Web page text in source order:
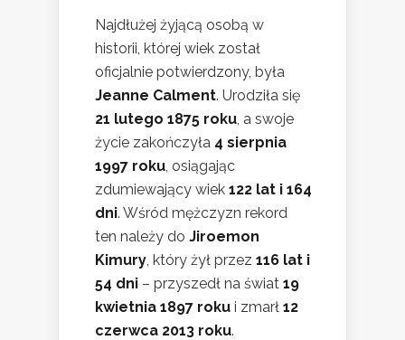
Najdłużej żyjącą osobą w
historii, której wiek został
oficjalnie potwierdzony, była
Jeanne Calment. Urodziła się
21 lutego 1875 roku , a swoje
życie zakończyła 4 sierpnia
1997 roku , osiągając
zdumiewający wiek 122 lat i 164
dni. Wśród mężczyzn rekord
ten należy do Jiroemon
Kimury , który żył przez 116 lat i
54 dni – przyszedł na świat 19
kwietnia 1897 roku i zmarł 12
czerwca 2013 roku.